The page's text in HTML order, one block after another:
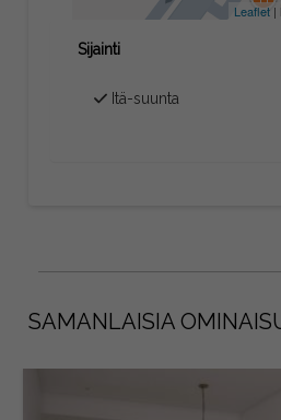
Leaflet|
Sijainti
Itä-suunta
SAMANLAISIA